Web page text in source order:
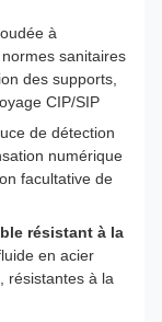
à
sanitaires
des supports,
CIP/SIP
de détection
numérique
facultative de
résistant à la
en acier
résistantes à la